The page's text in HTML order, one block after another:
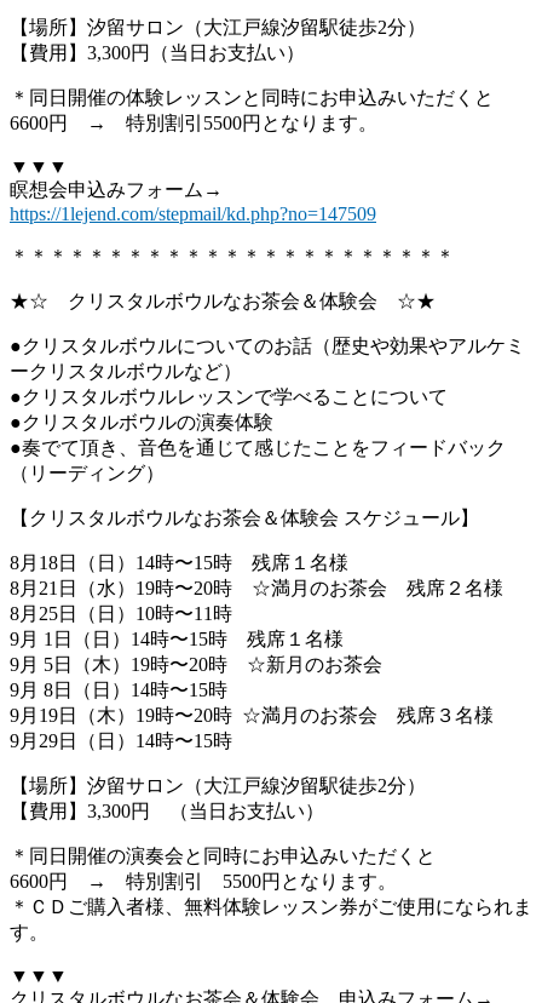
【場所】汐留サロン（大江戸線汐留駅徒歩2分）
【費用】3,300円（当日お支払い）
＊同日開催の体験レッスンと同時にお申込みいただくと
6600円 → 特別割引5500円となります。
▼▼▼
瞑想会申込みフォーム→
https://1lejend.com/stepmail/kd.php?no=147509
＊＊＊＊＊＊＊＊＊＊＊＊＊＊＊＊＊＊＊＊＊＊＊
★☆ クリスタルボウルなお茶会＆体験会 ☆★
●クリスタルボウルについてのお話（歴史や効果やアルケミ
ークリスタルボウルなど）
●クリスタルボウルレッスンで学べることについて
●クリスタルボウルの演奏体験
●奏でて頂き、音色を通じて感じたことをフィードバック
（リーディング）
【クリスタルボウルなお茶会＆体験会 スケジュール】
8月18日（日）14時〜15時 残席１名様
8月21日（水）19時〜20時 ☆満月のお茶会 残席２名様
8月25日（日）10時〜11時
9月 1日（日）14時〜15時 残席１名様
9月 5日（木）19時〜20時 ☆新月のお茶会
9月 8日（日）14時〜15時
9月19日（木）19時〜20時 ☆満月のお茶会 残席３名様
9月29日（日）14時〜15時
【場所】汐留サロン（大江戸線汐留駅徒歩2分）
【費用】3,300円 （当日お支払い）
＊同日開催の演奏会と同時にお申込みいただくと
6600円 → 特別割引 5500円となります。
＊ＣＤご購入者様、無料体験レッスン券がご使用になられま
す。
▼▼▼
クリスタルボウルなお茶会＆体験会 申込みフォーム→